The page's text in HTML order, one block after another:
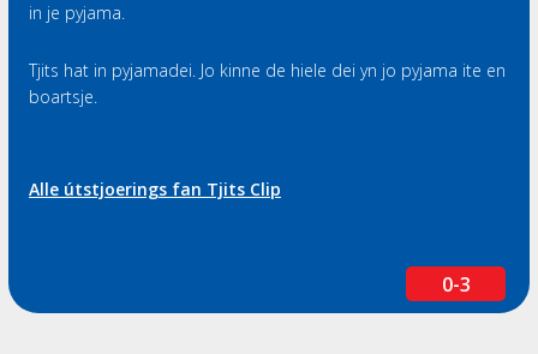
in je pyjama.
Tjits hat in pyjamadei. Jo kinne de hiele dei yn jo pyjama ite en
boartsje.
Alle útstjoerings fan Tjits Clip
0-3